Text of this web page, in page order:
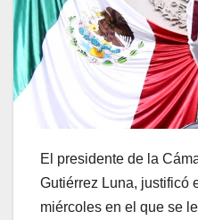
El presidente de la
Gutiérrez Luna, justificó
miércoles en el que se